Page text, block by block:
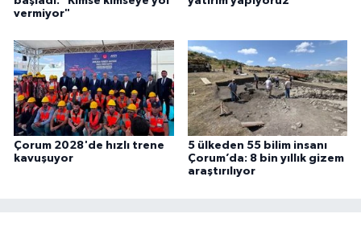
vermiyor"
Çorum 2028'de hızlı trene
kavuşuyor
5 ülkeden 55 bilim insanı
Çorum’da: 8 bin yıllık gizem
araştırılıyor